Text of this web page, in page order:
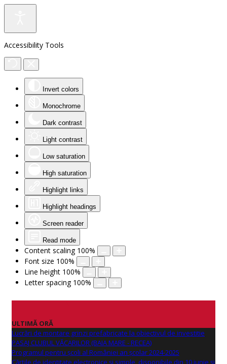
Accessibility Tools
Invert colors
Monochrome
Dark contrast
Light contrast
Low saturation
High saturation
Highlight links
Highlight headings
Screen reader
Read mode
Content scaling 100%
Font size 100%
Line height 100%
Letter spacing 100%
ULTIMĂ ORĂ
Lucrări de montare grinzi prefabricate la obiectivul de investitie
PASAJ CLUBUL VĂCARILOR (BAIA MARE - RECEA)
Programul pentru școli al României an școlar 2024-2025
Cărțile de identitate electronice și simple, disponibile din 10 iunie și